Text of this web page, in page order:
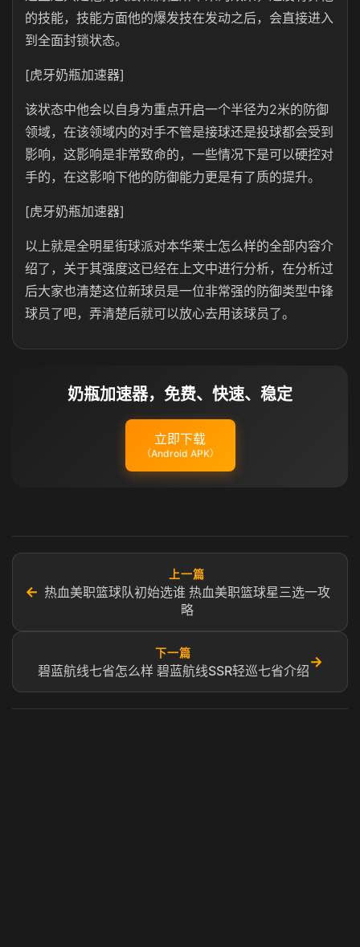
的技能，技能方面他的爆发技在发动之后，会直接进入
到全面封锁状态。
[虎牙奶瓶加速器]
该状态中他会以自身为重点开启一个半径为2米的防御
领域，在该领域内的对手不管是接球还是投球都会受到
影响，这影响是非常致命的，一些情况下是可以硬控对
手的，在这影响下他的防御能力更是有了质的提升。
[虎牙奶瓶加速器]
以上就是全明星街球派对本华莱士怎么样的全部内容介
绍了，关于其强度这已经在上文中进行分析，在分析过
后大家也清楚这位新球员是一位非常强的防御类型中锋
球员了吧，弄清楚后就可以放心去用该球员了。
奶瓶加速器，免费、快速、稳定
立即下载
（Android APK）
←
上一篇
热血美职篮球队初始选谁 热血美职篮球星三选一攻
略
下一篇
碧蓝航线七省怎么样 碧蓝航线SSR轻巡七省介绍
→